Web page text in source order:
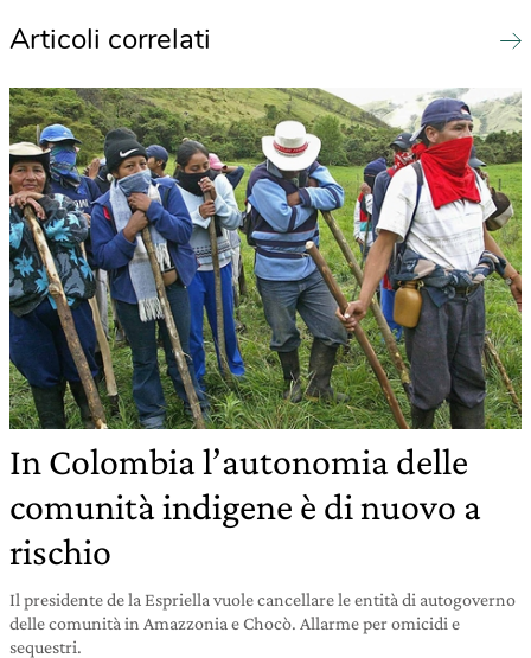
Articoli correlati
In Colombia l’autonomia delle
comunità indigene è di nuovo a
rischio
Il presidente de la Espriella vuole cancellare le entità di autogoverno
delle comunità in Amazzonia e Chocò. Allarme per omicidi e
sequestri.